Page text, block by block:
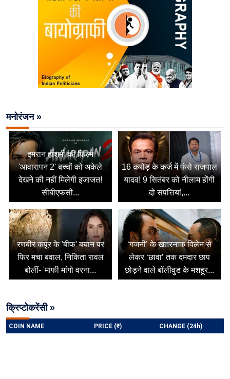
मनोरंजन »
इमरान हाशमी की फिल्म
'आवारापन 2' बच्चों को अकेले
देखने की नहीं मिलेगी इजाजत!
सीबीएफसी...
16 करोड़ के कर्ज में फंसे राजपाल
यादव! 9 सितंबर को नीलाम होंगी
दो संपत्तियां,...
रणबीर कपूर के 'बीफ' बयान पर
फिर मचा बवाल, निकिता रावल
बोलीं- 'माफी मांगो वरना...
‘गजनी’ के खतरनाक विलेन से
लेकर ‘छावा’ तक दमदार छाप
छोड़ने वाले बॉलीवुड के मशहूर...
क्रिप्टोकरेंसी »